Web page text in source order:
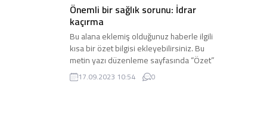
Önemli bir sağlık sorunu: İdrar
kaçırma
Bu alana eklemiş olduğunuz haberle ilgili
kısa bir özet bilgisi ekleyebilirsiniz. Bu
metin yazı düzenleme sayfasında “Özet”
bölümünden eklenebilir. Özet eklenmişse
başlık altında kalın olarak bu şekilde
17.09.2023 10:54 0